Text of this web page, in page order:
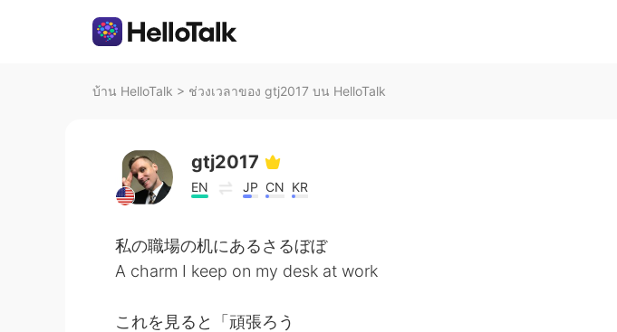
บ้าน HelloTalk > ช่วงเวลาของ gtj2017 บน HelloTalk
gtj2017
EN JP CN KR
私の職場の机にあるさるぼぼ
A charm I keep on my desk at work
これを見ると「頑張ろう